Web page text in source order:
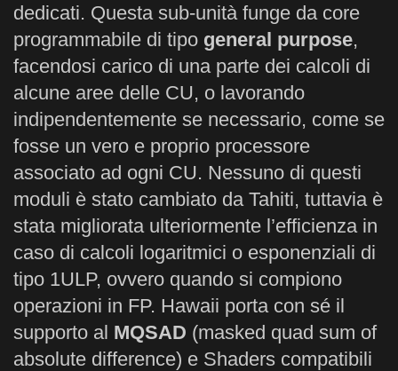
dedicati. Questa sub-unità funge da core
programmabile di tipo general purpose,
facendosi carico di una parte dei calcoli di
alcune aree delle CU, o lavorando
indipendentemente se necessario, come se
fosse un vero e proprio processore
associato ad ogni CU. Nessuno di questi
moduli è stato cambiato da Tahiti, tuttavia è
stata migliorata ulteriormente l’efficienza in
caso di calcoli logaritmici o esponenziali di
tipo 1ULP, ovvero quando si compiono
operazioni in FP. Hawaii porta con sé il
supporto al MQSAD (masked quad sum of
absolute difference) e Shaders compatibili